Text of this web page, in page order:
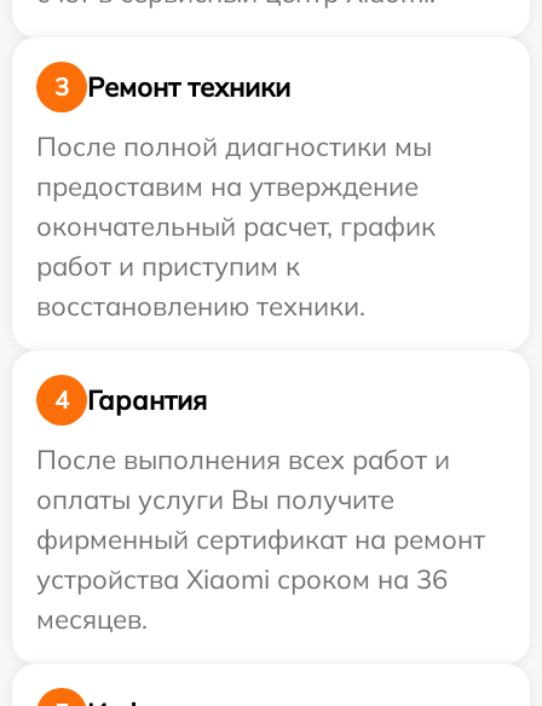
3
Ремонт техники
После полной диагностики мы
предоставим на утверждение
окончательный расчет, график
работ и приступим к
восстановлению техники.
4
Гарантия
После выполнения всех работ и
оплаты услуги Вы получите
фирменный сертификат на ремонт
устройства Xiaomi сроком на 36
месяцев.